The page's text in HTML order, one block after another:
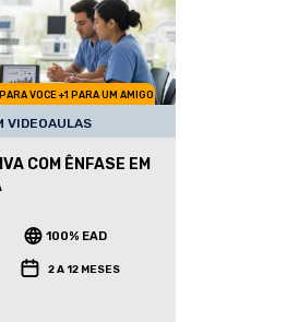
VOCE +1 PARA UM AMIGO
VIDEOAULAS
COM ÊNFASE EM
100% EAD
2 A 12 MESES